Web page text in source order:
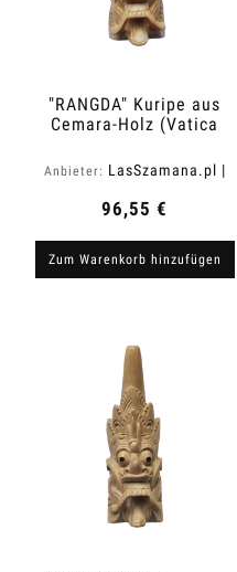
"RANGDA" Kuripe aus
Cemara-Holz (Vatica
Anbieter: LasSzamana.pl |
96,55 €
Zum Warenkorb hinzufügen